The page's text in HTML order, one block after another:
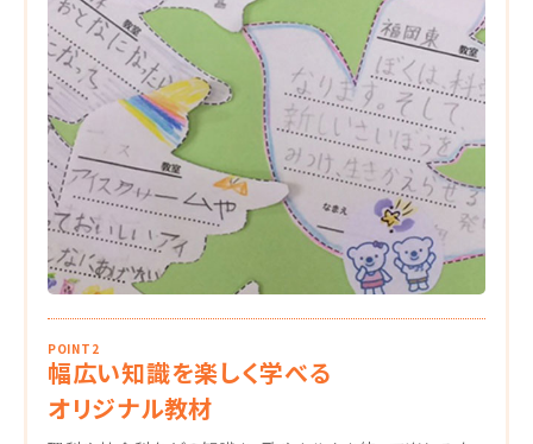
POINT2
幅広い知識を楽しく学べる
オリジナル教材